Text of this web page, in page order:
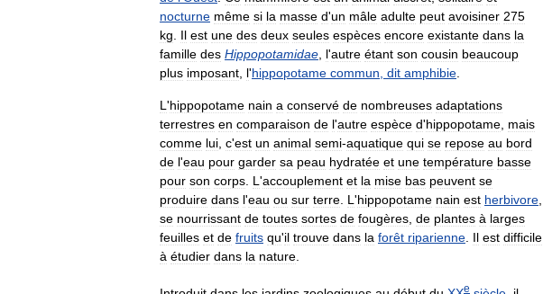
nocturne même si la masse d'un mâle adulte peut avoisiner 275
kg
Il est une des deux seules espèces encore existante dans la
famille des Hippopotamidae l'autre étant son cousin beaucoup
plus imposant l'hippopotame commun dit amphibie
L 'hippopotame nain a conservé de nombreuses adaptations
terrestres en comparaison de l'autre espèce d'hippopotame mais
comme lui c'est un animal semi-aquatique qui se repose au bord
de l'eau pour garder sa peau hydratée et une température basse
pour son corps L 'accouplement et la mise bas peuvent se
produire dans l'eau ou sur terre L 'hippopotame nain est herbivore
se nourrissant de toutes sortes de fougères de plantes à larges
feuilles et de fruits qu'il trouve dans la forêt riparienne Il est difficile
à étudier dans la nature
e